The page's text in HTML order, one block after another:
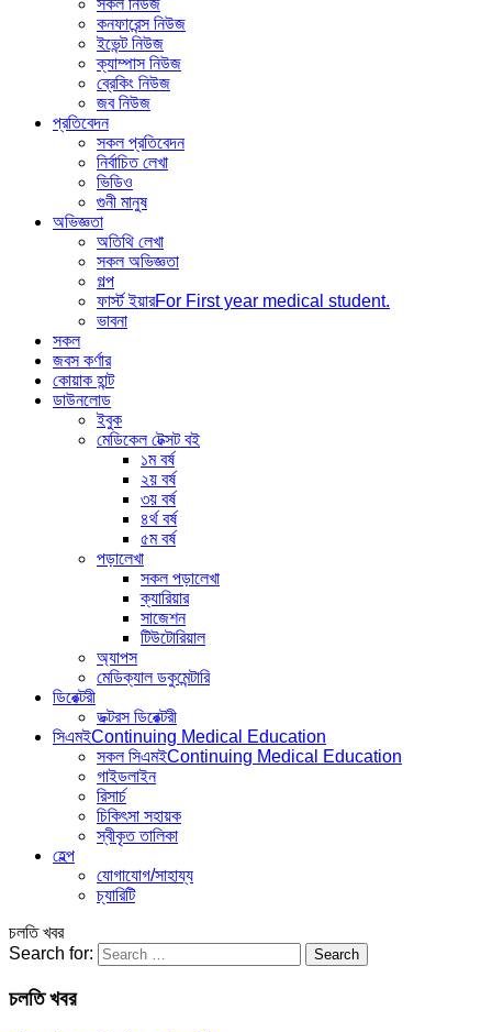
সকল নিউজ
কনফারেন্স নিউজ
ইভেন্ট নিউজ
ক্যাম্পাস নিউজ
ব্রেকিং নিউজ
জব নিউজ
প্রতিবেদন
সকল প্রতিবেদন
নির্বাচিত লেখা
ভিডিও
গুনী মানুষ
অভিজ্ঞতা
অতিথি লেখা
সকল অভিজ্ঞতা
গল্প
ফার্স্ট ইয়ারFor First year medical student.
ভাবনা
সকল
জবস কর্ণার
কোয়াক হান্ট
ডাউনলোড
ইবুক
মেডিকেল টেক্সট বই
১ম বর্ষ
২য় বর্ষ
৩য় বর্ষ
৪র্থ বর্ষ
৫ম বর্ষ
পড়ালেখা
সকল পড়ালেখা
ক্যারিয়ার
সাজেশন
টিউটোরিয়াল
অ্যাপস
মেডিক্যাল ডকুমেন্টারি
ডিরেক্টরী
ডক্টরস ডিরেক্টরী
সিএমইContinuing Medical Education
সকল সিএমইContinuing Medical Education
গাইডলাইন
রিসার্চ
চিকিৎসা সহায়ক
স্বীকৃত তালিকা
হেল্প
যোগাযোগ/সাহায্য
চ্যারিটি
চলতি খবর
Search for:
চলতি খবর